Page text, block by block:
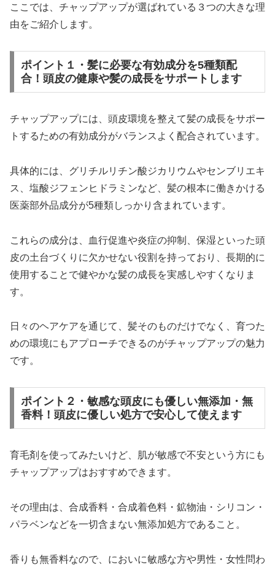
ここでは、チャップアップが選ばれている３つの大きな理
由をご紹介します。
ポイント１・髪に必要な有効成分を5種類配
合！頭皮の健康や髪の成長をサポートします
チャップアップには、頭皮環境を整えて髪の成長をサポー
トするための有効成分がバランスよく配合されています。
具体的には、グリチルリチン酸ジカリウムやセンブリエキ
ス、塩酸ジフェンヒドラミンなど、髪の根本に働きかける
医薬部外品成分が5種類しっかり含まれています。
これらの成分は、血行促進や炎症の抑制、保湿といった頭
皮の土台づくりに欠かせない役割を持っており、長期的に
使用することで健やかな髪の成長を実感しやすくなりま
す。
日々のヘアケアを通じて、髪そのものだけでなく、育つた
めの環境にもアプローチできるのがチャップアップの魅力
です。
ポイント２・敏感な頭皮にも優しい無添加・無
香料！頭皮に優しい処方で安心して使えます
育毛剤を使ってみたいけど、肌が敏感で不安という方にも
チャップアップはおすすめできます。
その理由は、合成香料・合成着色料・鉱物油・シリコン・
パラベンなどを一切含まない無添加処方であること。
香りも無香料なので、においに敏感な方や男性・女性問わ